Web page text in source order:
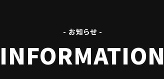
- お知らせ -
INFORMATION